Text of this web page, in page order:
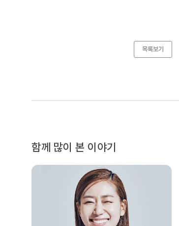
목록보기
함께 많이 본 이야기